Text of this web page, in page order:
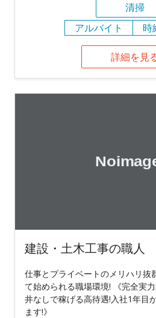
清掃
アルバイト
時
詳細を見
建設・土木工事の職人
仕事とプライベートのメリハリ抜
て始められる職場環境! 《完全実
井なしで稼げる高待遇!入社1年目
ます!》